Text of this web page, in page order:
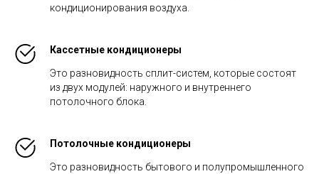
кондиционирования воздуха.
Кассетные кондиционеры
Это разновидность сплит-систем, которые состоят
из двух модулей: наружного и внутреннего
потолочного блока.
Потолочные кондиционеры
Это разновидность бытового и полупромышленного